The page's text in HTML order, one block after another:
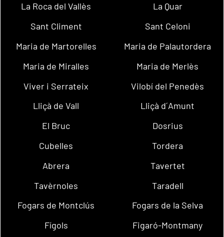
La Roca del Vallès
La Quar
Sant Climent
Sant Celoni
Maria de Martorelles
Maria de Palautordera
Maria de Miralles
Maria de Merlès
Viver i Serrateix
Vilobí del Penedès
Lliçà de Vall
Lliçà d´Amunt
El Bruc
Dosrius
Cubelles
Tordera
Abrera
Tavertet
Tavèrnoles
Taradell
Fogars de Montclús
Fogars de la Selva
Fígols
Figaró-Montmany